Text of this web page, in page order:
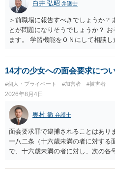
白井 弘昭 弁護士
＞前職場に報告すべきでしょうか？
とが問題になりそうでしょうか？
ます。 学習機能をＯＮにして相談
する可能性がありますが、個人名や
般論として抽象化されて回答に織り
せんので、その情報自体が、秘密
誉棄損として、個人や会社に対する
当たるとも思われません。 もちろ
に入力したかも第三者にしられるこ
をせずに書き込んだことで（おそら
も）、相談者さんが刑事民事の責任
私見ながらご参考まで。
14才の少女への面会要求につ
#個人・プライベート #加害者 #被害者
2026年8月4日
奥村 徹 弁護士
面会要求罪で逮捕されることはあり
一八二条（十六歳未満の者に対す
で、十六歳未満の者に対し、次の各
が生まれた日より五年以上前の日に